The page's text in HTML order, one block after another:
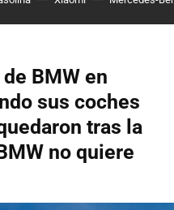
BMW en
sus coches
tras la
no quiere